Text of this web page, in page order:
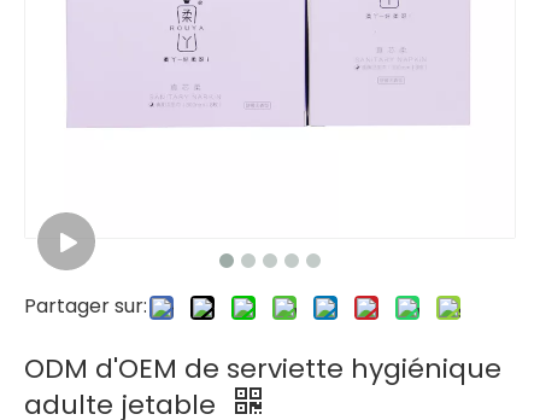
Partager sur:
ODM d'OEM de serviette hygiénique
adulte jetable